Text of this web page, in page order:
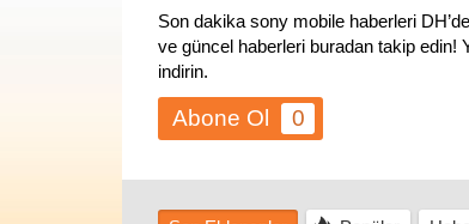
Son dakika sony mobile haberleri
ve güncel haberleri buradan takip edin!
indirin.
0